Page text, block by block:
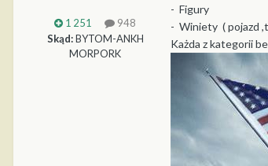
1 251
948
Skąd:BYTOM-ANKH
MORPORK
- Figury
- Winiety ( pojazd
Każda z kategorii